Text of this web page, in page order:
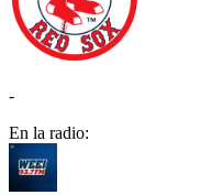
-
En la radio: